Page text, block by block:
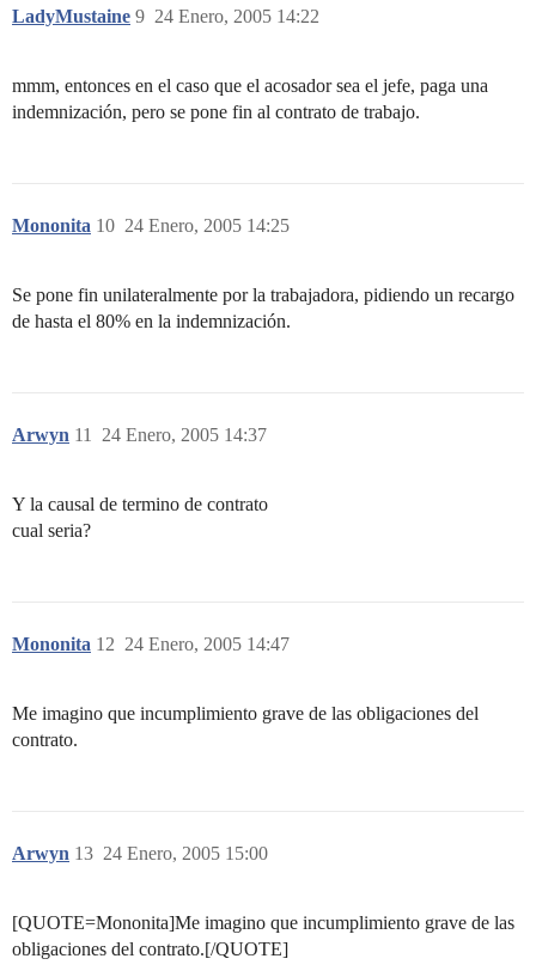
LadyMustaine 24 Enero, 2005 14:22
9
mmm, entonces en el caso que el acosador sea el jefe, paga una
indemnización, pero se pone fin al contrato de trabajo.
Mononita 24 Enero, 2005 14:25
10
Se pone fin unilateralmente por la trabajadora, pidiendo un recargo
de hasta el 80% en la indemnización.
Arwyn 24 Enero, 2005 14:37
11
Y la causal de termino de contrato
cual seria?
Mononita 24 Enero, 2005 14:47
12
Me imagino que incumplimiento grave de las obligaciones del
contrato.
Arwyn 24 Enero, 2005 15:00
13
[QUOTE=Mononita]Me imagino que incumplimiento grave de las
obligaciones del contrato.[/QUOTE]